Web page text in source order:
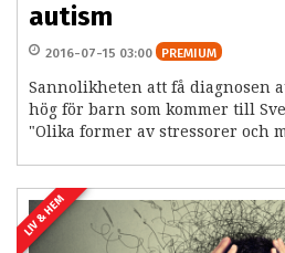
autism
2016-07-15 03:00 PREMIUM
Sannolikheten att få diagnosen
hög för barn som kommer till
"Olika former av stressorer och
LIV & HEM